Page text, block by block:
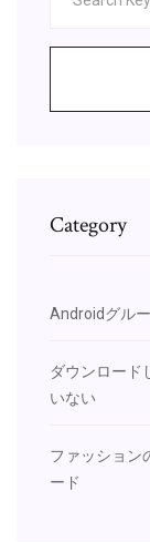
Category
Androidグル
ダウンロード
いない
ファッション
ード